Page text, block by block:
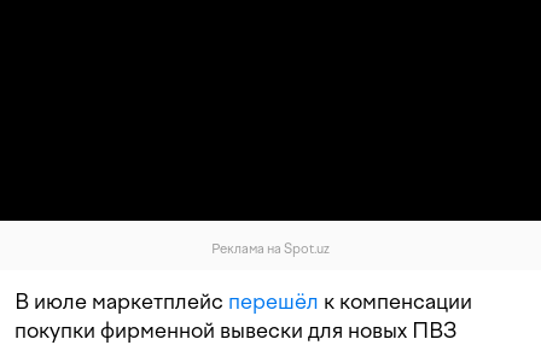
Реклама на Spot.uz
В июле маркетплейс перешёл к компенсации
покупки фирменной вывески для новых ПВЗ